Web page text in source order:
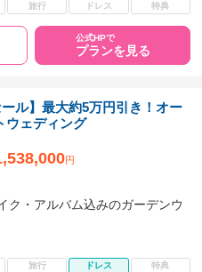
旅行 ドレス 特典
公式HPで
プランを見る
ール】最大約5万円引き！オー
ウェディング
円
ク・アルバム込みのガーデンウ
旅行 ドレス 特典